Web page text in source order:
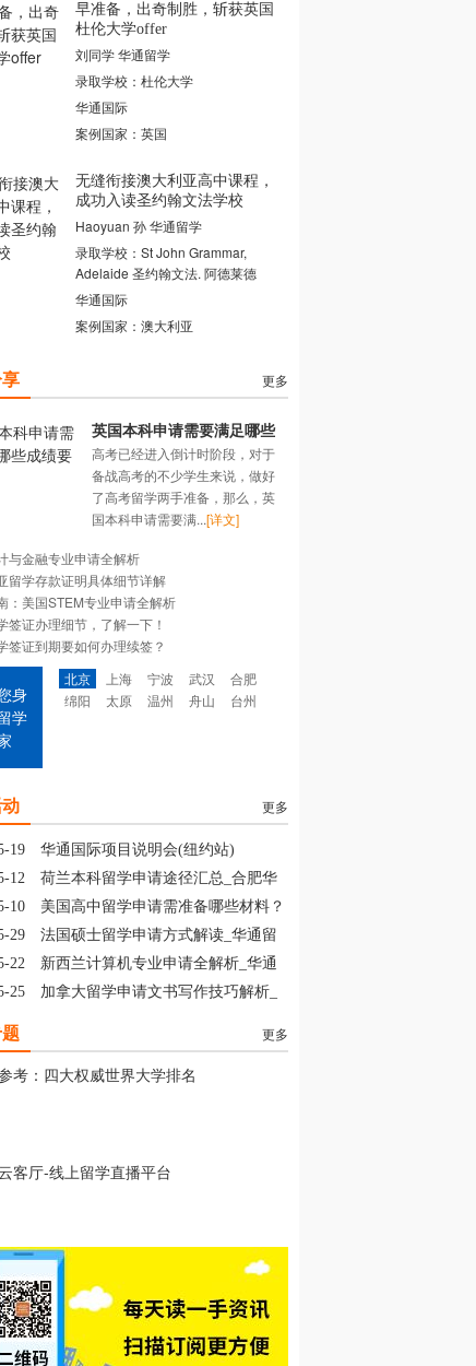
早准备，出奇制胜，斩获英国
杜伦大学offer
刘同学 华通留学
录取学校：杜伦大学
华通国际
案例国家：英国
无缝衔接澳大利亚高中课程，
成功入读圣约翰文法学校
Haoyuan 孙 华通留学
录取学校：St John Grammar,
Adelaide 圣约翰文法. 阿德莱德
华通国际
案例国家：澳大利亚
更多
英国本科申请需要满足哪些
成绩要求？
高考已经进入倒计时阶段，对于
备战高考的不少学生来说，做好
了高考留学两手准备，那么，英
国本科申请需要满...[详文]
与金融专业申请全解析
留学存款证明具体细节详解
：美国STEM专业申请全解析
签证办理细节，了解一下！
签证到期要如何办理续签？
身
学
北京 上海 宁波 武汉
合肥
绵阳
太原 温州 舟山 台州
更多
19
华通国际项目说明会(纽约站)
12
荷兰本科留学申请途径汇总_合肥华
10
美国高中留学申请需准备哪些材料？
通留学
29
法国硕士留学申请方式解读_华通留
22
新西兰计算机专业申请全解析_华通
25
加拿大留学申请文书写作技巧解析_
学
更多